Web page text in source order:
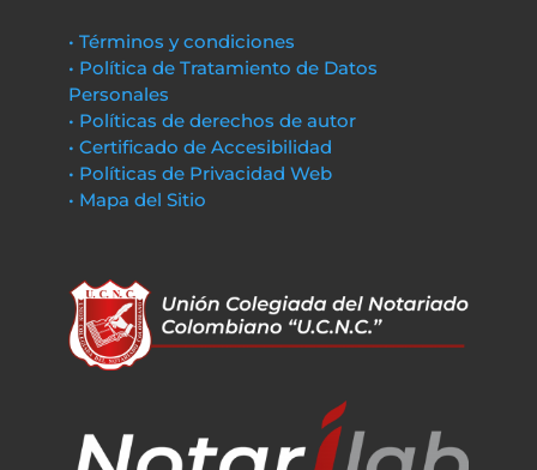
• Términos y condiciones
• Política de Tratamiento de Datos
Personales
• Políticas de derechos de autor
• Certificado de Accesibilidad
• Políticas de Privacidad Web
• Mapa del Sitio